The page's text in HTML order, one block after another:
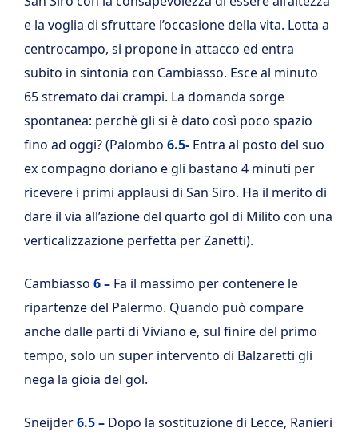
e la voglia di sfruttare l’occasione della vita. Lotta a
centrocampo, si propone in attacco ed entra
subito in sintonia con Cambiasso. Esce al minuto
65 stremato dai crampi. La domanda sorge
spontanea: perchè gli si è dato così poco spazio
fino ad oggi? (Palombo 6.5- Entra al posto del suo
ex compagno doriano e gli bastano 4 minuti per
ricevere i primi applausi di San Siro. Ha il merito di
dare il via all’azione del quarto gol di Milito con una
verticalizzazione perfetta per Zanetti).
Cambiasso 6 – Fa il massimo per contenere le
ripartenze del Palermo. Quando può compare
anche dalle parti di Viviano e, sul finire del primo
tempo, solo un super intervento di Balzaretti gli
nega la gioia del gol.
Sneijder6.5 – Dopo la sostituzione di Lecce, Ranieri